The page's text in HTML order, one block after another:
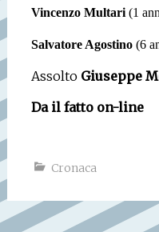
Vincenzo Multari(1
Salvatore Agostino(6
Assolto Giuseppe
Da il fatto on-line
Cronaca